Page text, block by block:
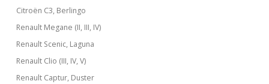
Citroën C3, Berlingo
Renault Megane (II, III, IV)
Renault Scenic, Laguna
Renault Clio (III, IV, V)
Renault Captur, Duster